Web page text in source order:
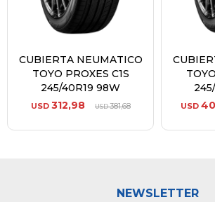
CUBIERTA NEUMATICO
TOYO PROXES C1S
245/40R19 98W
USD 312,98 USD381,68 USD
NEWSLETTER